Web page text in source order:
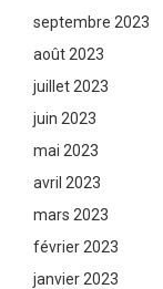
septembre 2023
août 2023
juillet 2023
juin 2023
mai 2023
avril 2023
mars 2023
février 2023
janvier 2023